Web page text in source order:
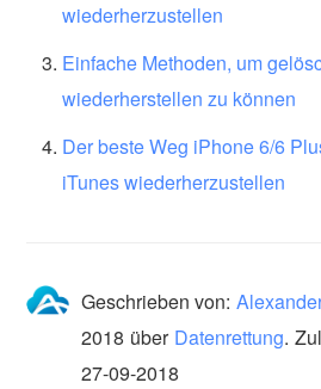
wiederherzustellen
Einfache Methoden, um
wiederherstellen zu können
Der beste Weg iPhone 6/6
iTunes wiederherzustellen
Geschrieben von:
2018 über Datenrettung.
27-09-2018